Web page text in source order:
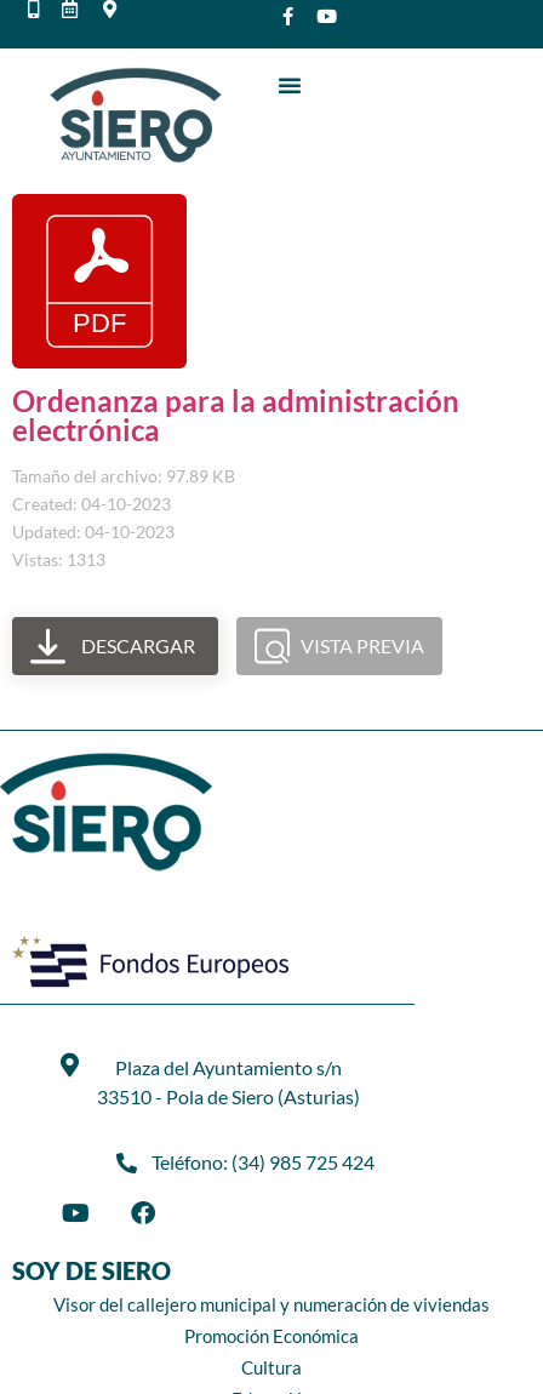
Ordenanza para la administración
electrónica
Tamaño del archivo: 97.89 KB
Created: 04-10-2023
Updated: 04-10-2023
Vistas: 1313
DESCARGAR VISTA PREVIA
Plaza del Ayuntamiento s/n
33510 - Pola de Siero (Asturias)
Teléfono: (34) 985 725 424
SOY DE SIERO
Visor del callejero municipal y numeración de viviendas
Promoción Económica
Cultura